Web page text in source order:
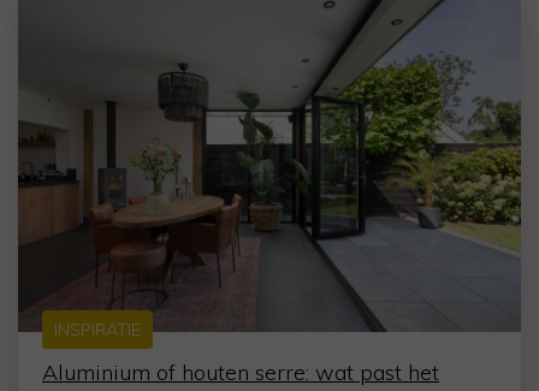
INSPIRATIE
Aluminium of houten serre: wat past het